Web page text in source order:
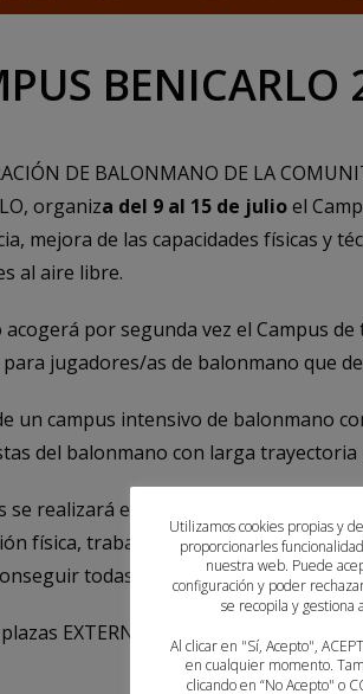
BENICARLO
DE BALONMANO DE LA
organiza del 9 al 15 de julioel
mejora de las capacidades físicas y
al aire libre.
acogerá por segunda vez el Campus
jugadores/as de balonmano que
un campus intensivo de balonmano
del balonmano con larga
se realizará en el Pabellón Municipal
física, trabajos individuales,
todas las herramientas
EXTERNAS son limitadas y se
Utilizamos cookies propias y
proporcionarles
nuestra web. Puede
configuración y poder
se recopila y gestiona
Al clicar en "Sí, Acepto",
en cualquier momento.
clicando en “No Acepto" o